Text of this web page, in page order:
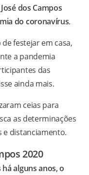
dos Campos
do coronavírus.
festejar em casa,
a pandemia
das
ainda mais.
ceias para
as determinações
e distanciamento.
2020
alguns anos, o